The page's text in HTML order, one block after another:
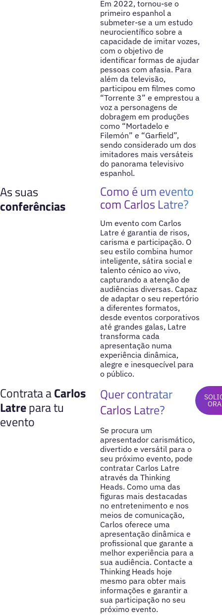
Em 2022, tornou-se o
primeiro espanhol a
submeter-se a um estudo
neurocientífico sobre a
capacidade de imitar vozes,
com o objetivo de
identificar formas de ajudar
pessoas com afasia. Para
além da televisão,
participou em filmes como
“Torrente 3” e emprestou a
voz a personagens de
dobragem em produções
como “Mortadelo e
Filemón” e “Garfield”,
sendo considerado um dos
imitadores mais versáteis
do panorama televisivo
espanhol.
As suas
conferências
Como é um evento
com Carlos Latre?
Um evento com Carlos
Latre é garantia de risos,
carisma e participação. O
seu estilo combina humor
inteligente, sátira social e
talento cénico ao vivo,
capturando a atenção de
audiências diversas. Capaz
de adaptar o seu repertório
a diferentes formatos,
desde eventos corporativos
até grandes galas, Latre
transforma cada
apresentação numa
experiência dinâmica,
alegre e inesquecível para
o público.
Contrata aCarlos
Latrepara tu
evento
Quer contratar
Carlos Latre?
Se procura um
apresentador carismático,
divertido e versátil para o
seu próximo evento, pode
contratar Carlos Latre
através da Thinking
Heads. Como uma das
figuras mais destacadas
no entretenimento e nos
meios de comunicação,
Carlos oferece uma
apresentação dinâmica e
profissional que garante a
melhor experiência para a
sua audiência. Contacte a
Thinking Heads hoje
mesmo para obter mais
informações e garantir a
sua participação no seu
próximo evento.